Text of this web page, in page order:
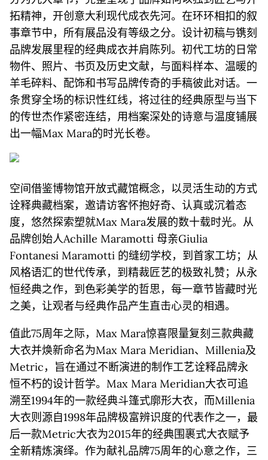
拓精神，开创意大利现代成衣先河。在环环相扣的叙
事章节中，所有展品没有等级之分。设计初稿与镌刻
品牌发展里程的经典成衣并肩陈列。初代工坊的日常
物件、照片、书页及历史文献，与面料样本、温暖的
羊毛碎料、配饰和书写品牌传奇的手稿彼此对话。一
条贯穿全场的标识性红线，将过往的经典原型与当下
的传世杰作紧密连结，用档案深处的诗意与温度铺展
出一幅Max Mara的时光长卷。
空间借鉴博物馆开放式藏馆概念，以灵活生动的方式
诠释典藏档案，邀请访客怀抱好奇、认真或沉着态
度，悠然探索塑就Max Mara发展的数十载时光。从
品牌创始人Achille Maramotti 母亲Giulia
Fontanesi Maramotti 的缝纫学校，到首家工坊；从
风格语汇的世代传承，到精裁匠艺的极致礼赞；从永
恒经典之作，到色彩美学的哲思，每一章节皆藏时光
之美，让观者与经典作品产生直击心灵的相遇。
值此75周年之际，Max Mara惊喜限量复刻三款典藏
大衣并焕新命名为Max Mara Meridian、Millenia及
Metric，旨在通过不断演进的制作工艺诠释品牌永
恒不朽的设计哲学。Max Mara Meridian大衣可追
溯至1994年的一款经典斗篷式廓形大衣，而Millenia
大衣则源自1998年品牌极富辨识度的代表作之一，最
后一款Metric大衣为2015年的经典围裹式大衣赋予
全新精炼演绎。作为献礼品牌75周年的心意之作，三